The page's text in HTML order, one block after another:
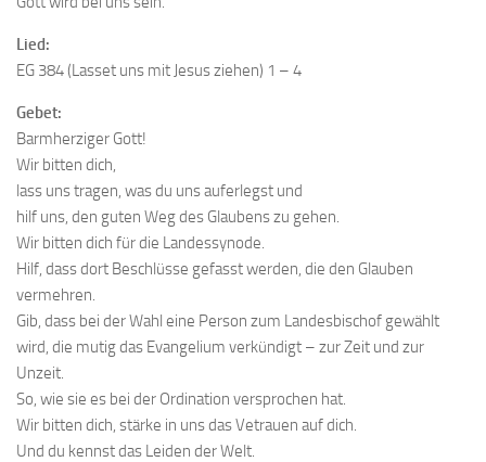
Lied:
EG 384 (Lasset uns mit Jesus ziehen) 1 – 4
Gebet:
Barmherziger Gott!
Wir bitten dich,
lass uns tragen, was du uns auferlegst und
hilf uns, den guten Weg des Glaubens zu gehen.
Wir bitten dich für die Landessynode.
Hilf, dass dort Beschlüsse gefasst werden, die den Glauben
vermehren.
Gib, dass bei der Wahl eine Person zum Landesbischof gewählt
wird, die mutig das Evangelium verkündigt – zur Zeit und zur
Unzeit.
So, wie sie es bei der Ordination versprochen hat.
Wir bitten dich, stärke in uns das Vetrauen auf dich.
Und du kennst das Leiden der Welt.